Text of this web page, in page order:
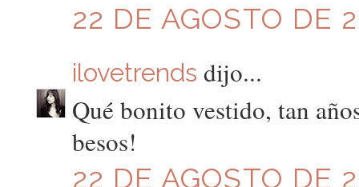
22 DE AGOSTO DE
ilovetrends dijo...
Qué bonito vestido, tan
besos!
22 DE AGOSTO DE